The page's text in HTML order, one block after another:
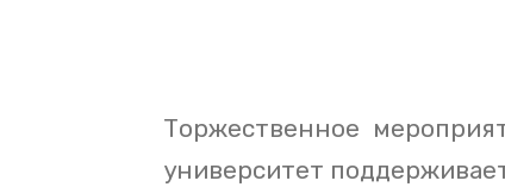
Торжественное
университет